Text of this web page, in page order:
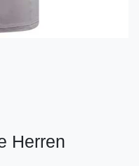
Herren